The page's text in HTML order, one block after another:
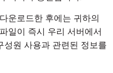
운로드한 후에는 귀하의
일이 즉시 우리 서버에서
성원 사용과 관련된 정보를